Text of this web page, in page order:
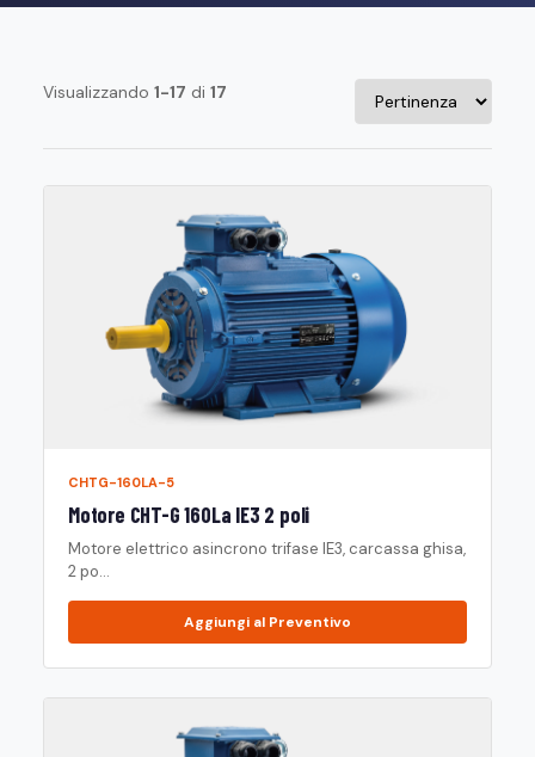
Visualizzando 1-17 di 17
CHTG-160LA-5
Motore CHT-G 160La IE3 2 poli
Motore elettrico asincrono trifase IE3, carcassa ghisa,
2 po...
Aggiungi al Preventivo